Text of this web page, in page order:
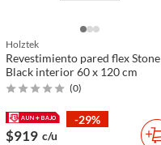
Holztek
Revestimiento pared flex Stone
Black interior 60 x 120 cm
(0)
-29%
$919 c/u